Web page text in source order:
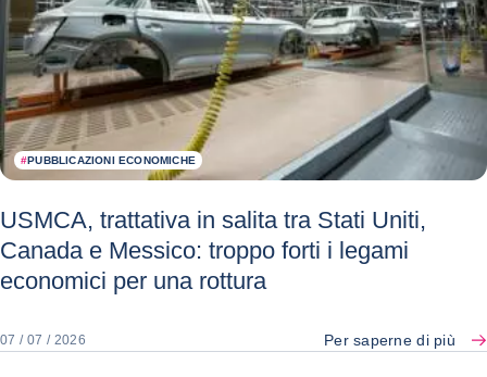
#PUBBLICAZIONI ECONOMICHE
USMCA, trattativa in salita tra Stati Uniti,
Canada e Messico: troppo forti i legami
economici per una rottura
07 / 07 / 2026 Per saperne di più